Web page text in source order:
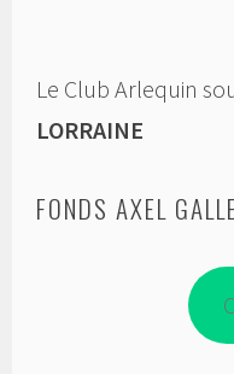
Le Club Arlequin
LORRAINE
FONDS AXEL